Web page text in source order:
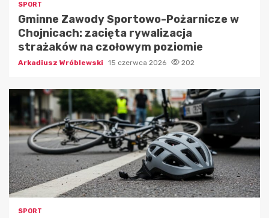
SPORT
Gminne Zawody Sportowo-Pożarnicze w
Chojnicach: zacięta rywalizacja
strażaków na czołowym poziomie
Arkadiusz Wróblewski 15 czerwca 2026 202
SPORT